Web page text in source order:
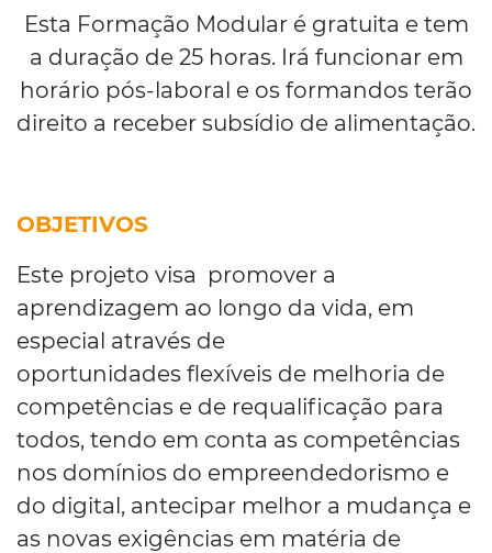
Esta Formação Modular é gratuita e tem
a duração de 25 horas. Irá funcionar em
horário pós-laboral e os formandos terão
direito a receber subsídio de alimentação.
OBJETIVOS
Este projeto visa promover a
aprendizagem ao longo da vida, em
especial através de
oportunidades flexíveis de melhoria de
competências e de requalificação para
todos, tendo em conta as competências
nos domínios do empreendedorismo e
do digital, antecipar melhor a mudança e
as novas exigências em matéria de